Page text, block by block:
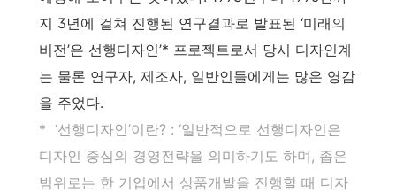
지 3년에 걸쳐 진행된 연구결과로 발표된 ‘미래의
비전’은 선행디자인’* 프로젝트로서 당시 디자인계
는 물론 연구자, 제조사, 일반인들에게는 많은 영감
을 주었다.
* ‘선행디자인’이란? : ‘일반적으로 선행디자인은
디자인 중심의 경영전략을 의미하기도 하며, 좁은
범위로는 한 기업에서 상품개발을 진행할 때 디자